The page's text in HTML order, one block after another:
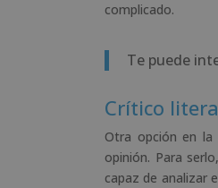
complicado.
Te puede
Crítico
Otra opción en
opinión. Para
capaz de analizar